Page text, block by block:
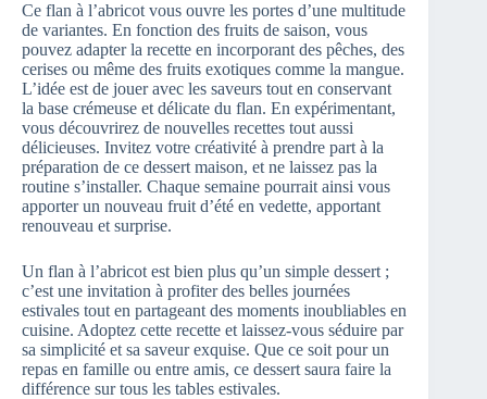
Ce flan à l’abricot vous ouvre les portes d’une multitude
de variantes. En fonction des fruits de saison, vous
pouvez adapter la recette en incorporant des pêches, des
cerises ou même des fruits exotiques comme la mangue.
L’idée est de jouer avec les saveurs tout en conservant
la base crémeuse et délicate du flan. En expérimentant,
vous découvrirez de nouvelles recettes tout aussi
délicieuses. Invitez votre créativité à prendre part à la
préparation de ce dessert maison, et ne laissez pas la
routine s’installer. Chaque semaine pourrait ainsi vous
apporter un nouveau fruit d’été en vedette, apportant
renouveau et surprise.
Un flan à l’abricot est bien plus qu’un simple dessert ;
c’est une invitation à profiter des belles journées
estivales tout en partageant des moments inoubliables en
cuisine. Adoptez cette recette et laissez-vous séduire par
sa simplicité et sa saveur exquise. Que ce soit pour un
repas en famille ou entre amis, ce dessert saura faire la
différence sur tous les tables estivales.